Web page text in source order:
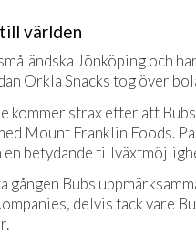
världen
Jönköping och
Orkla Snacks tog över
kommer strax efter att
Mount Franklin Foods.
en betydande
gången Bubs
delvis tack vare